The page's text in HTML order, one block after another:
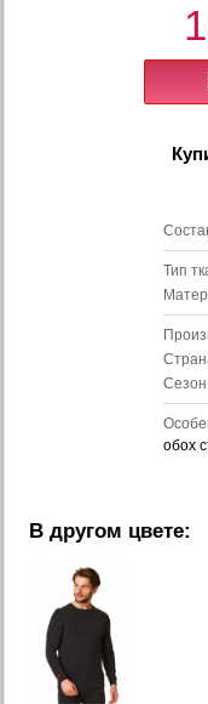
Тип
обох
В другом цвете: